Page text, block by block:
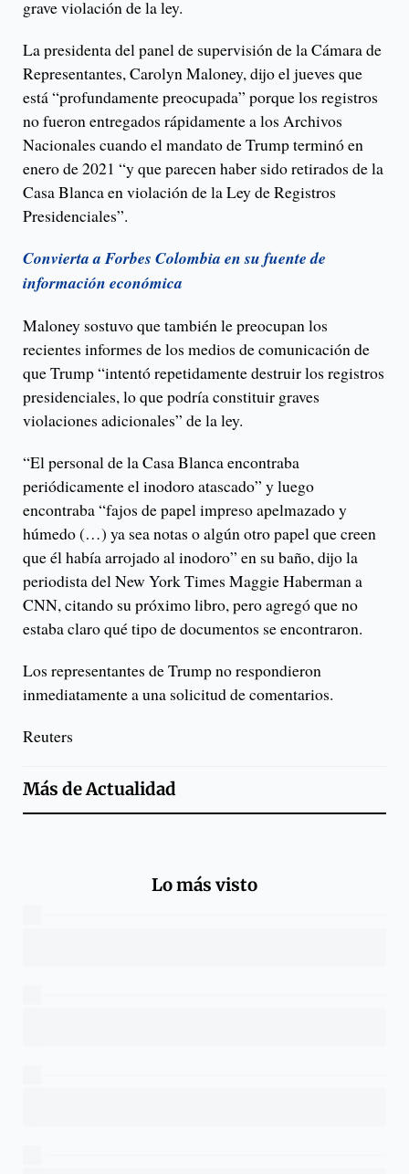
grave violación de la ley.
La presidenta del panel de supervisión de la Cámara de
Representantes, Carolyn Maloney, dijo el jueves que
está “profundamente preocupada” porque los registros
no fueron entregados rápidamente a los Archivos
Nacionales cuando el mandato de Trump terminó en
enero de 2021 “y que parecen haber sido retirados de la
Casa Blanca en violación de la Ley de Registros
Presidenciales”.
Convierta a Forbes Colombia en su fuente de
información económica
Maloney sostuvo que también le preocupan los
recientes informes de los medios de comunicación de
que Trump “intentó repetidamente destruir los registros
presidenciales, lo que podría constituir graves
violaciones adicionales” de la ley.
“El personal de la Casa Blanca encontraba
periódicamente el inodoro atascado” y luego
encontraba “fajos de papel impreso apelmazado y
húmedo (…) ya sea notas o algún otro papel que creen
que él había arrojado al inodoro” en su baño, dijo la
periodista del New York Times Maggie Haberman a
CNN, citando su próximo libro, pero agregó que no
estaba claro qué tipo de documentos se encontraron.
Los representantes de Trump no respondieron
inmediatamente a una solicitud de comentarios.
Reuters
Más deActualidad
Lo más visto